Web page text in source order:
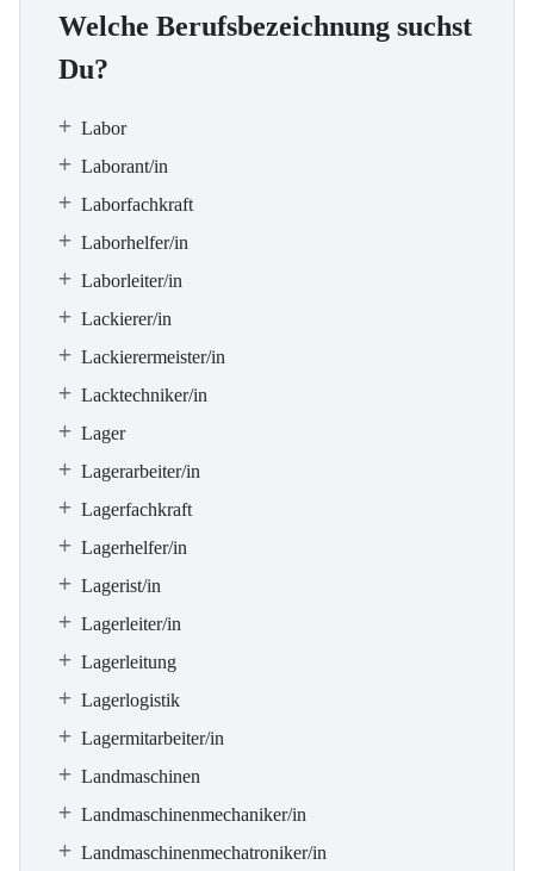
Welche Berufsbezeichnung suchst
Du?
Labor
Laborant/in
Laborfachkraft
Laborhelfer/in
Laborleiter/in
Lackierer/in
Lackierermeister/in
Lacktechniker/in
Lager
Lagerarbeiter/in
Lagerfachkraft
Lagerhelfer/in
Lagerist/in
Lagerleiter/in
Lagerleitung
Lagerlogistik
Lagermitarbeiter/in
Landmaschinen
Landmaschinenmechaniker/in
Landmaschinenmechatroniker/in